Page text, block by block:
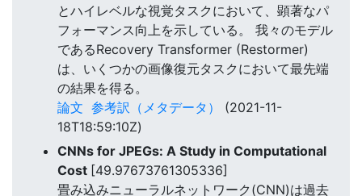
とハイレベルな視覚タスクにおいて、顕著なパ
フォーマンス向上を示している。 我々のモデル
であるRecovery Transformer (Restormer)
は、いくつかの画像復元タスクにおいて最先端
の結果を得る。
論文 参考訳（メタデータ）
(2021-11-
18T18:59:10Z)
CNNs for JPEGs: A Study in Computational
Cost [49.97673761305336]
畳み込みニューラルネットワーク(CNN)は過去